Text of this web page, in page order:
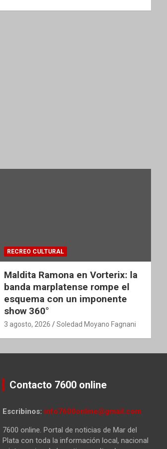
RECREO CULTURAL
Maldita Ramona en Vorterix: la
banda marplatense rompe el
esquema con un imponente
show 360°
3 agosto, 2026 Soledad Moyano Fagnani
Contacto 7600 online
Escribinos: info7600online@gmail.com
7600 online. Portal de noticias de Mar del
Plata con toda la información local, nacional